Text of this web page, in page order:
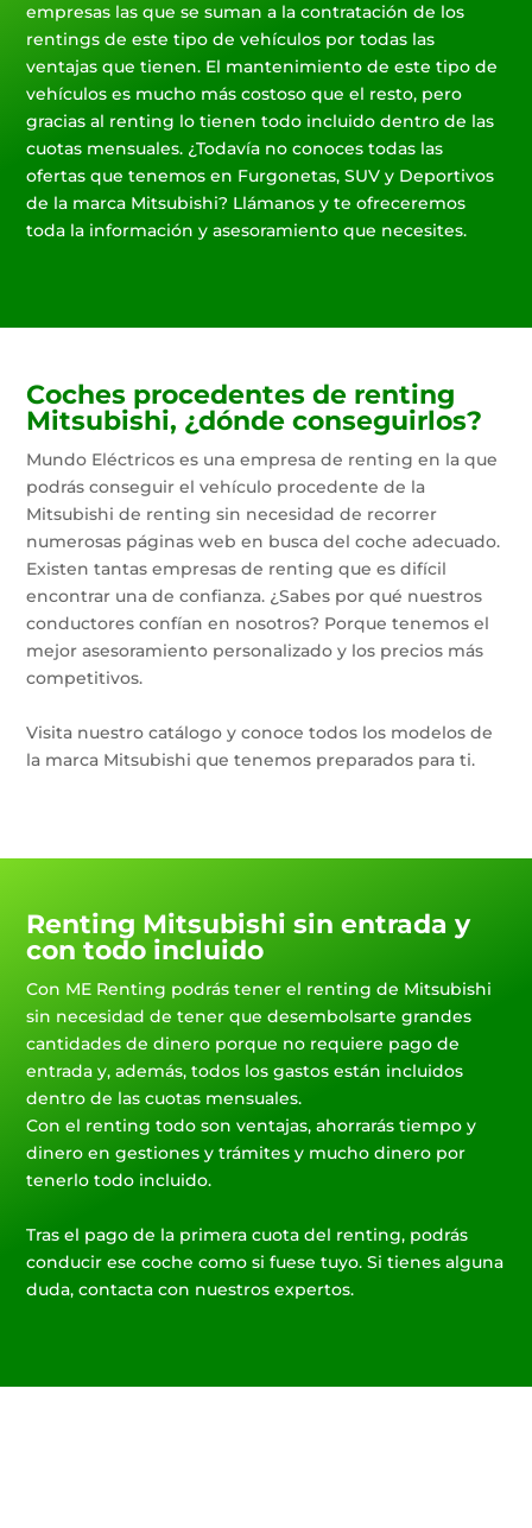
empresas las que se suman a la contratación de los
rentings de este tipo de vehículos por todas las
ventajas que tienen. El mantenimiento de este tipo de
vehículos es mucho más costoso que el resto, pero
gracias al renting lo tienen todo incluido dentro de las
cuotas mensuales. ¿Todavía no conoces todas las
ofertas que tenemos en Furgonetas, SUV y Deportivos
de la marca Mitsubishi? Llámanos y te ofreceremos
toda la información y asesoramiento que necesites.
Coches procedentes de renting
Mitsubishi, ¿dónde conseguirlos?
Mundo Eléctricos es una empresa de renting en la que
podrás conseguir el vehículo procedente de la
Mitsubishi de renting sin necesidad de recorrer
numerosas páginas web en busca del coche adecuado.
Existen tantas empresas de renting que es difícil
encontrar una de confianza. ¿Sabes por qué nuestros
conductores confían en nosotros? Porque tenemos el
mejor asesoramiento personalizado y los precios más
competitivos.
Visita nuestro catálogo y conoce todos los modelos de
la marca Mitsubishi que tenemos preparados para ti.
Renting Mitsubishi sin entrada y
con todo incluido
Con ME Renting podrás tener el renting de Mitsubishi
sin necesidad de tener que desembolsarte grandes
cantidades de dinero porque no requiere pago de
entrada y, además, todos los gastos están incluidos
dentro de las cuotas mensuales.
Con el renting todo son ventajas, ahorrarás tiempo y
dinero en gestiones y trámites y mucho dinero por
tenerlo todo incluido.
Tras el pago de la primera cuota del renting, podrás
conducir ese coche como si fuese tuyo. Si tienes alguna
duda, contacta con nuestros expertos.